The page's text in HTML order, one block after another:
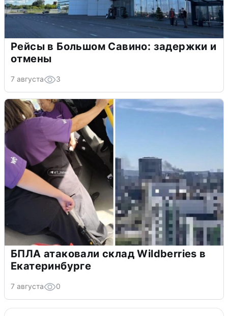
Рейсы в Большом Савино: задержки и
отмены
7 августа 3
БПЛА атаковали склад Wildberries в
Екатеринбурге
7 августа 0